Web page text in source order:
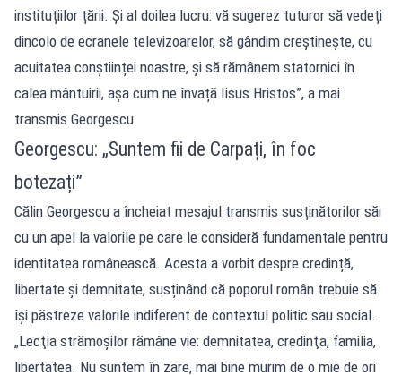
instituțiilor țării. Și al doilea lucru: vă sugerez tuturor să vedeți
dincolo de ecranele televizoarelor, să gândim creștinește, cu
acuitatea conștiinței noastre, și să rămânem statornici în
calea mântuirii, așa cum ne învață Iisus Hristos”, a mai
transmis Georgescu.
Georgescu: „Suntem fii de Carpați, în foc
botezați”
Călin Georgescu a încheiat mesajul transmis susținătorilor săi
cu un apel la valorile pe care le consideră fundamentale pentru
identitatea românească. Acesta a vorbit despre credință,
libertate și demnitate, susținând că poporul român trebuie să
își păstreze valorile indiferent de contextul politic sau social.
„Lecţia strămoşilor rămâne vie: demnitatea, credinţa, familia,
libertatea. Nu suntem în zare, mai bine murim de o mie de ori